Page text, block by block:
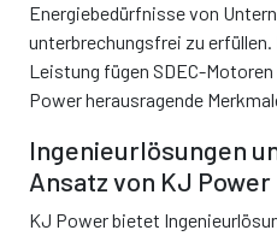
Energiebedürfnisse von
unterbrechungsfrei zu
Leistung fügen SDEC-
Power herausragende
Ingenieurlösungen
Ansatz von KJ Power
KJ Power bietet